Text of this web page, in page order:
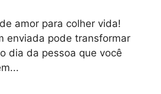
amor para colher vida!
enviada pode transformar
dia da pessoa que você